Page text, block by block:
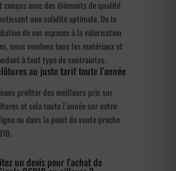
avec des éléments de qualité
une solidité optimale. De la
de vos espaces à la valorisation
nous vendons tous les matériaux et
à tout type de contraintes.
au juste tarif toute l’année
profiter des meilleurs prix sur
et cela toute l’année sur notre
ou dans le point de vente proche
un devis pour l’achat de